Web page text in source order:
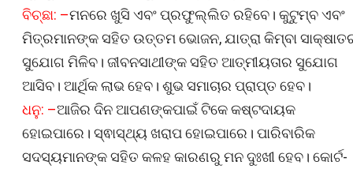
ବିଚ୍ଛା: –ମନରେ ଖୁସି ଏବଂ ପ୍ରଫୁଲ୍ଲିତ ରହିବେ। କୁଟୁମ୍ବ ଏବଂ
ମିତ୍ରମାନଙ୍କ ସହିତ ଉତ୍ତମ ଭୋଜନ, ଯାତ୍ରା କିମ୍ବା
ସୁଯୋଗ ମିଳିବ। ଜୀବନସାଥୀଙ୍କ ସହିତ ଆତ୍ମୀୟତାର ସୁଯୋଗ
ଆସିବ। ଆର୍ଥିକ ଲାଭ ହେବ। ଶୁଭ ସମାଚାର ପ୍ରାପ୍ତ ହେବ।
ଧନୁ: –ଆଜିର ଦିନ ଆପଣଙ୍କପାଇଁ ଟିକେ କଷ୍ଟଦାୟକ
ହୋଇପାରେ। ସ୍ଵାସ୍ଥ୍ୟ ଖରାପ ହୋଇପାରେ। ପାରିବାରିକ
ସଦସ୍ୟମାନଙ୍କ ସହିତ କଳହ କାରଣରୁ ମନ ଦୁଃଖୀ ହେବ। କୋର୍ଟ-